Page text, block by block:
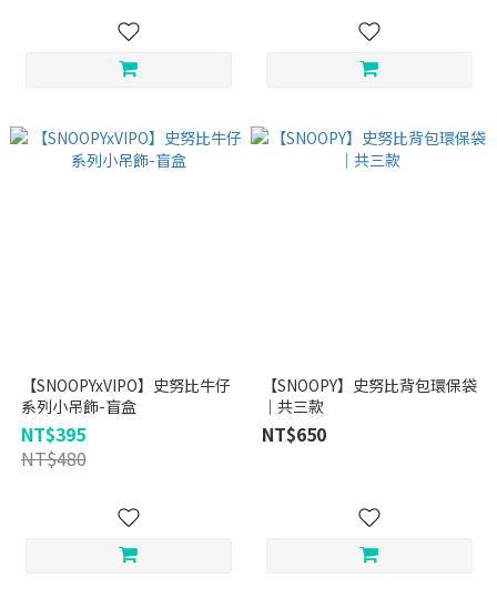
【SNOOPYxVIPO】史努比牛仔
系列小吊飾-盲盒
NT$395
NT$480
【SNOOPY】史努比背包環保袋
｜共三款
NT$650